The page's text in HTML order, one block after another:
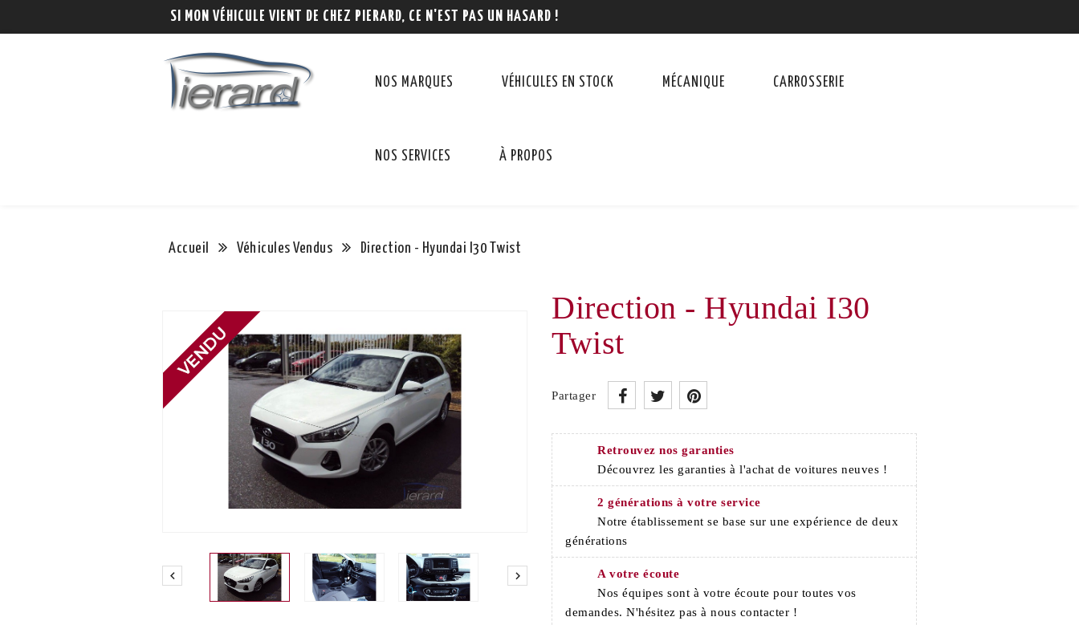
SI MON VÉHICULE VIENT DE CHEZ PIERARD, CE N'EST PAS UN HASARD !
NOS MARQUES VÉHICULES EN STOCK MÉCANIQUE CARROSSERIE
NOS SERVICES À PROPOS
Accueil Véhicules Vendus Direction - Hyundai I30 Twist
 
Direction - Hyundai I30
Twist
Partager
Retrouvez nos garanties
Découvrez les garanties à l'achat de voitures neuves !
2 générations à votre service
Notre établissement se base sur une expérience de deux
générations
A votre écoute
Nos équipes sont à votre écoute pour toutes vos
demandes. N'hésitez pas à nous contacter !